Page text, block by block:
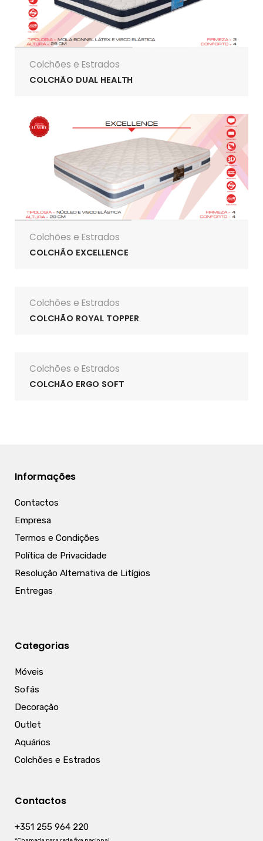
Colchões e Estrados
COLCHÃO DUAL HEALTH
Colchões e Estrados
COLCHÃO EXCELLENCE
Colchões e Estrados
COLCHÃO ROYAL TOPPER
Colchões e Estrados
COLCHÃO ERGO SOFT
Informações
Contactos
Empresa
Termos e Condições
Política de Privacidade
Resolução Alternativa de Litígios
Entregas
Categorias
Móveis
Sofás
Decoração
Outlet
Aquários
Colchões e Estrados
Contactos
+351 255 964 220